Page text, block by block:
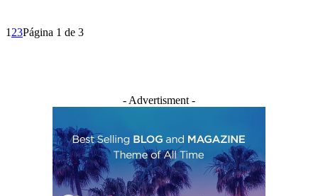
1 23Página 1 de 3
- Advertisment -